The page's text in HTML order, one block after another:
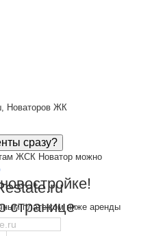
Новаторов ЖК
сразу?
ЖСК Новатор можно
платежом ниже аренды
странице